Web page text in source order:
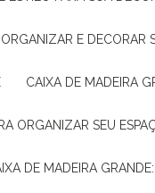
E DECORAR
CAIXA DE MADEIRA
ORGANIZAR SEU
DE MADEIRA